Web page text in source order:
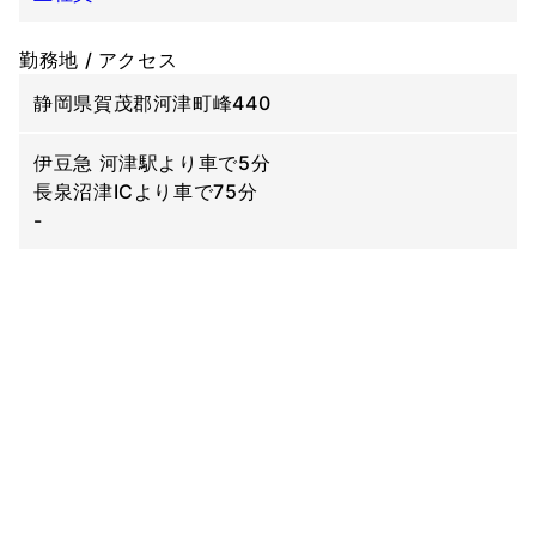
勤務地 / アクセス
静岡県賀茂郡河津町峰440
伊豆急 河津駅より車で5分
長泉沼津ICより車で75分
-